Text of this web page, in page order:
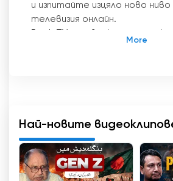
и изпитайте изцяло ново
телевизия онлайн.
програми и предавания по
навсякъде. Този иновативен
да вдъхне надежда и да
позитивността сред своята
Най-новите